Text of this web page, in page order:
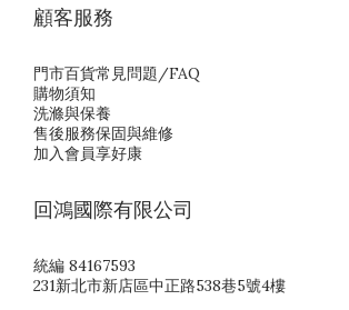
顧客服務
門市百貨常見問題/FAQ
購物須知
洗滌與保養
售後服務保固與維修
加入會員享好康
回鴻國際有限公司
統編 84167593
231新北市新店區中正路538巷5號4樓